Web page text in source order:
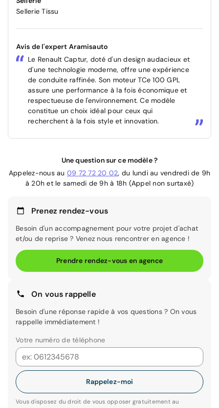
Sellerie Tissu
Avis de l'expert Aramisauto
Le Renault Captur, doté d'un design audacieux et
d'une technologie moderne, offre une expérience
de conduite raffinée. Son moteur TCe 100 GPL
assure une performance à la fois économique et
respectueuse de l'environnement. Ce modèle
constitue un choix idéal pour ceux qui
recherchent à la fois style et innovation.
Une question sur ce modèle ?
Appelez-nous au 09 72 72 20 02, du lundi au vendredi de 9h
à 20h et le samedi de 9h à 18h (Appel non surtaxé)
Prenez rendez-vous
Besoin d'un accompagnement pour votre projet d'achat
et/ou de reprise ? Venez nous rencontrer en agence !
Prendre rendez-vous en agence
On vous rappelle
Besoin d'une réponse rapide à vos questions ? On vous
rappelle immédiatement !
Votre numéro de téléphone
Rappelez-moi
Vous disposez du droit de vous opposer gratuitement au